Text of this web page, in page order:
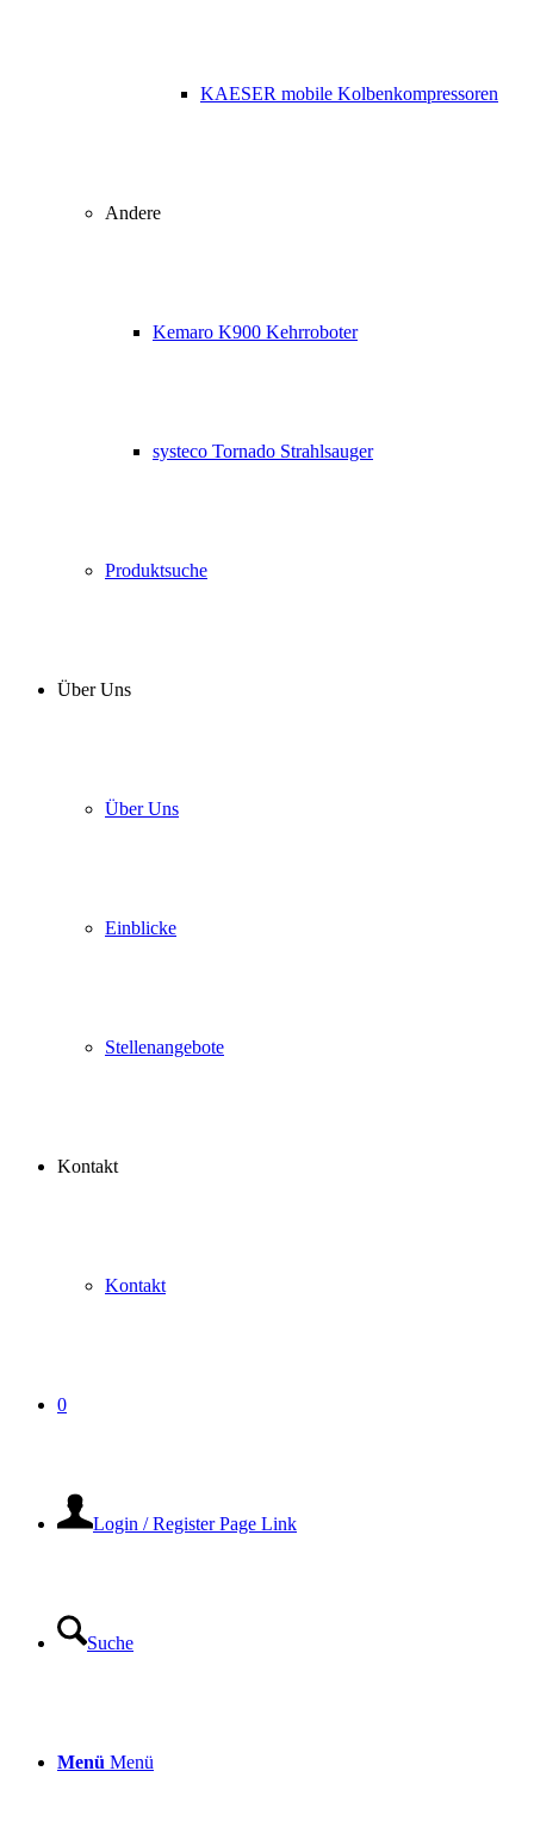
KAESER mobile Kolbenkompressoren
Andere
Kemaro K900 Kehrroboter
systeco Tornado Strahlsauger
Produktsuche
Über Uns
Über Uns
Einblicke
Stellenangebote
Kontakt
Kontakt
0
Login / Register Page Link
Suche
Menü Menü